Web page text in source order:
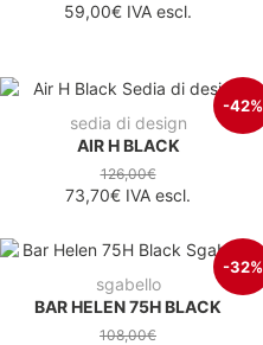
59,00€ IVA escl.
-42%
sedia di design
AIR H BLACK
126,00€
73,70€ IVA escl.
-32%
sgabello
BAR HELEN 75H BLACK
108,00€